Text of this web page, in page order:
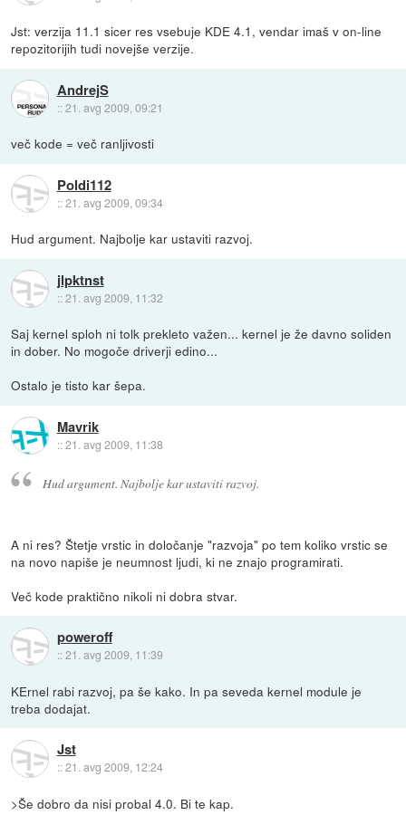
Jst: verzija 11.1 sicer res vsebuje KDE 4.1, vendar imaš v on-line
repozitorijih tudi novejše verzije.
AndrejS
::21. avg 2009, 09:21
več kode = več ranljivosti
Poldi112
::21. avg 2009, 09:34
Hud argument. Najbolje kar ustaviti razvoj.
jlpktnst
::21. avg 2009, 11:32
Saj kernel sploh ni tolk prekleto važen... kernel je že davno soliden
in dober. No mogoče driverji edino...
Ostalo je tisto kar šepa.
Mavrik
::21. avg 2009, 11:38
Hud argument. Najbolje kar ustaviti razvoj.
A ni res? Štetje vrstic in določanje "razvoja" po tem koliko vrstic se
na novo napiše je neumnost ljudi, ki ne znajo programirati.
Več kode praktično nikoli ni dobra stvar.
poweroff
::21. avg 2009, 11:39
KErnel rabi razvoj, pa še kako. In pa seveda kernel module je
treba dodajat.
Jst
::21. avg 2009, 12:24
>Še dobro da nisi probal 4.0. Bi te kap.